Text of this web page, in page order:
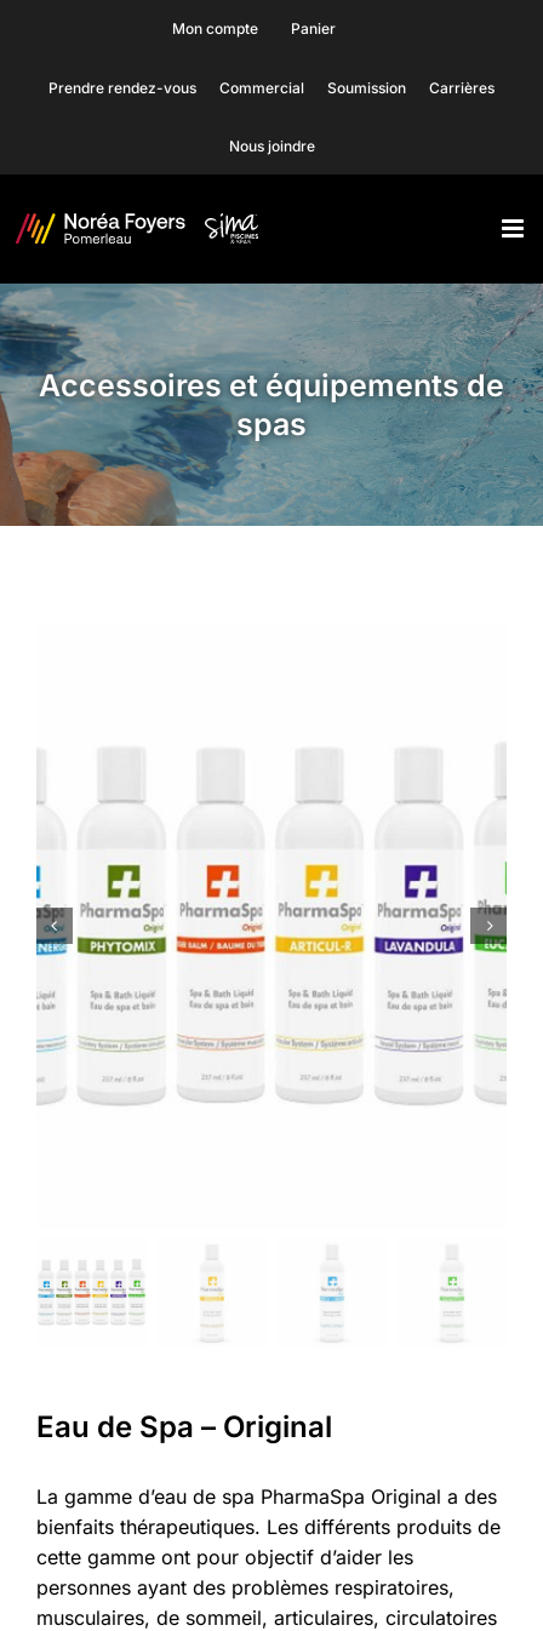
content
Mon compte Panier
Prendre rendez-vous Commercial Soumission Carrières
Nous joindre
Accessoires et équipements de
spas
Eau de Spa – Original
La gamme d’eau de spa PharmaSpa Original a des
bienfaits thérapeutiques. Les différents produits de
cette gamme ont pour objectif d’aider les
personnes ayant des problèmes respiratoires,
musculaires, de sommeil, articulaires, circulatoires